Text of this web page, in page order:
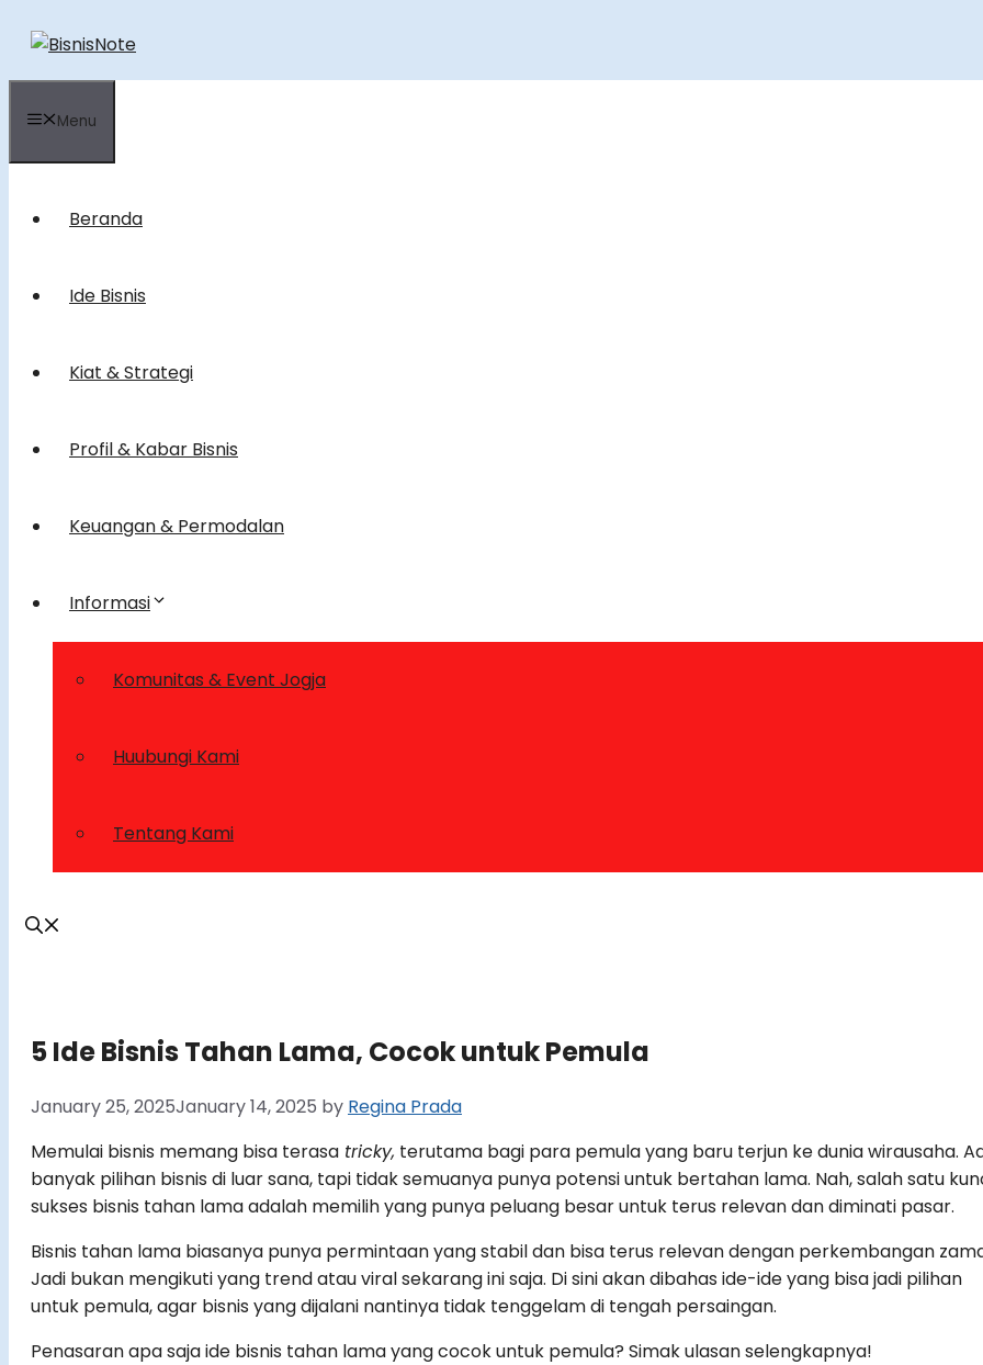
content
Menu
Beranda
Ide Bisnis
Kiat & Strategi
Profil & Kabar Bisnis
Keuangan & Permodalan
Informasi
Komunitas & Event Jogja
Huubungi Kami
Tentang Kami
5 Ide Bisnis Tahan Lama, Cocok untuk Pemula
January 25, 2025January 14, 2025 by Regina Prada
Memulai bisnis memang bisa terasa tricky, terutama bagi para pemula yang baru terjun ke dunia wirausaha.
banyak pilihan bisnis di luar sana, tapi tidak semuanya punya potensi untuk bertahan lama. Nah, salah satu
sukses bisnis tahan lama adalah memilih yang punya peluang besar untuk terus relevan dan diminati pasar.
Bisnis tahan lama biasanya punya permintaan yang stabil dan bisa terus relevan dengan perkembangan
Jadi bukan mengikuti yang trend atau viral sekarang ini saja. Di sini akan dibahas ide-ide yang bisa jadi pilihan
untuk pemula, agar bisnis yang dijalani nantinya tidak tenggelam di tengah persaingan.
Penasaran apa saja ide bisnis tahan lama yang cocok untuk pemula? Simak ulasan selengkapnya!